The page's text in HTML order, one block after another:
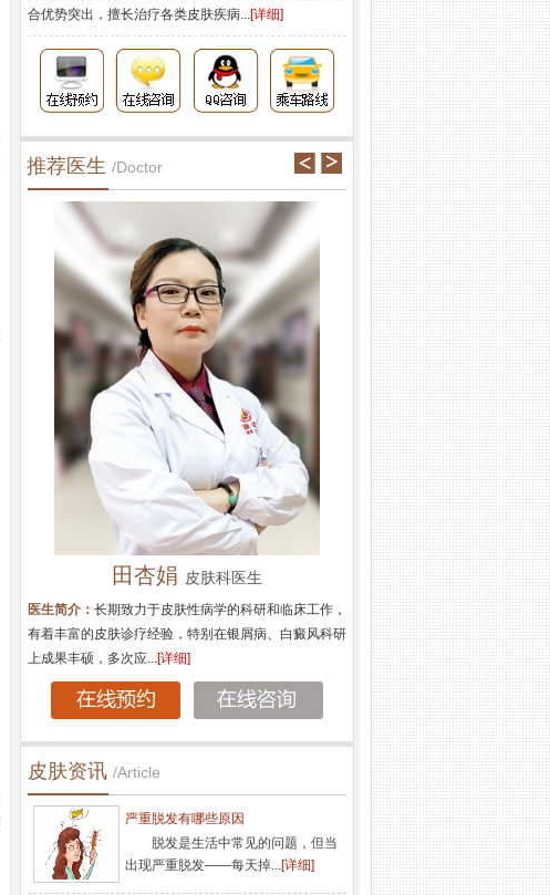
合优势突出，擅长治疗各类皮肤疾病...[详细]
推荐医生 /Doctor
代金霞 执业医师
医生简介：代金霞,南京肤康皮肤病研究所执业医师,针
对治疗白癜风、牛皮癣(银屑病)、鱼鳞病、湿疹、荨麻
疹、痤疮、面部过敏...[详细]
苏国水 执
医生简介：苏国水,南京肤康皮
银屑病，白癜风，鱼鳞病，脱
湿疹，各类皮炎，痤...[详细]
皮肤资讯 /Article
严重脱发有哪些原因
脱发是生活中常见的问题，但当
出现严重脱发——每天掉...[详细]